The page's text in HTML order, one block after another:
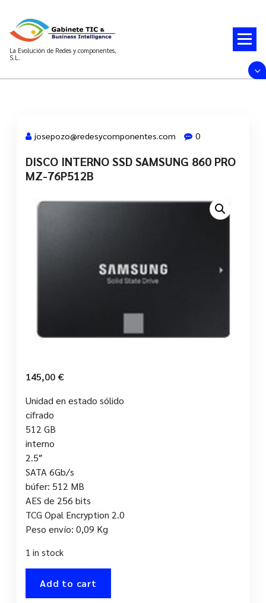
contenido
La Evolución de Redes y componentes,
S.L.
28 Mar, 2022
josepozo@redesycomponentes.com 0
DISCO INTERNO SSD SAMSUNG 860 PRO
MZ-76P512B
145,00 €
Unidad en estado sólido
cifrado
512 GB
interno
2.5″
SATA 6Gb/s
búfer: 512 MB
AES de 256 bits
TCG Opal Encryption 2.0
Peso envío: 0,09 Kg
1 in stock
INTERNO
Add to cart